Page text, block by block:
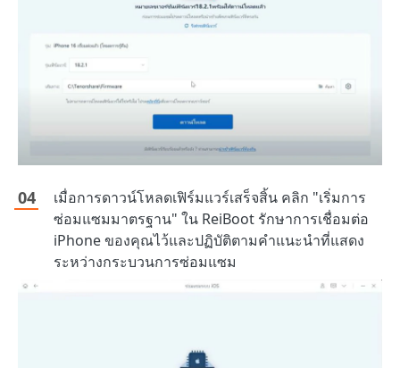
เมื่อการดาวน์โหลดเฟิร์มแวร์เสร็จสิ้น คลิก "เริ่มการ
ซ่อมแซมมาตรฐาน" ใน ReiBoot รักษาการเชื่อมต่อ
iPhone ของคุณไว้และปฏิบัติตามคำแนะนำที่แสดง
ระหว่างกระบวนการซ่อมแซม